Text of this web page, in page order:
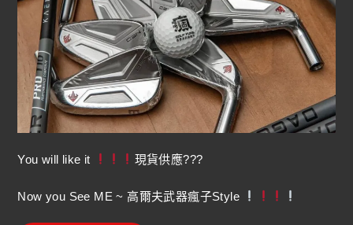
You will like it 現貨供應???
Now you See ME ~ 高爾夫武器瘋子Style